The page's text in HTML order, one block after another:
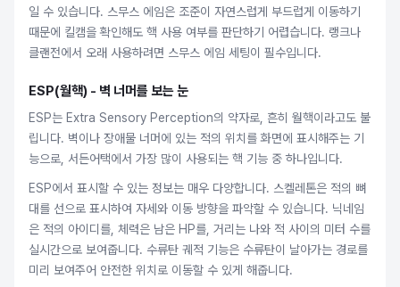
일 수 있습니다. 스무스 에임은 조준이 자연스럽게 부드럽게 이동하기
때문에 킬캠을 확인해도 핵 사용 여부를 판단하기 어렵습니다. 랭크나
클랜전에서 오래 사용하려면 스무스 에임 세팅이 필수입니다.
ESP(월핵) - 벽 너머를 보는 눈
ESP는 Extra Sensory Perception의 약자로, 흔히 월핵이라고도 불
립니다. 벽이나 장애물 너머에 있는 적의 위치를 화면에 표시해주는 기
능으로, 서든어택에서 가장 많이 사용되는 핵 기능 중 하나입니다.
ESP에서 표시할 수 있는 정보는 매우 다양합니다. 스켈레톤은 적의 뼈
대를 선으로 표시하여 자세와 이동 방향을 파악할 수 있습니다. 닉네임
은 적의 아이디를, 체력은 남은 HP를, 거리는 나와 적 사이의 미터 수를
실시간으로 보여줍니다. 수류탄 궤적 기능은 수류탄이 날아가는 경로를
미리 보여주어 안전한 위치로 이동할 수 있게 해줍니다.